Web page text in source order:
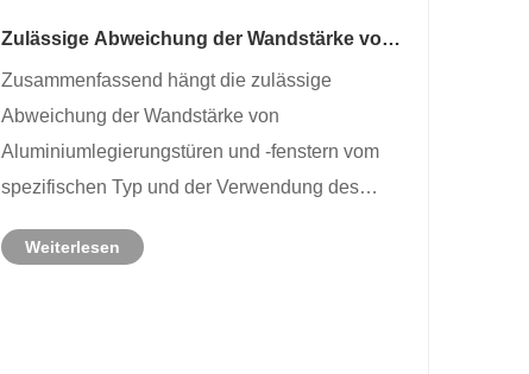
Zulässige Abweichung der Wandstärke von
Fensterprofilen
Zusammenfassend hängt die zulässige
Abweichung der Wandstärke von
Aluminiumlegierungstüren und -fenstern vom
spezifischen Typ und der Verwendung des
Produktspezifikationen und technischen
Weiterlesen